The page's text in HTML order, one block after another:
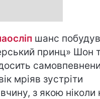
шанс
принц» Шон
мріяв зустріти
з якою ніколи